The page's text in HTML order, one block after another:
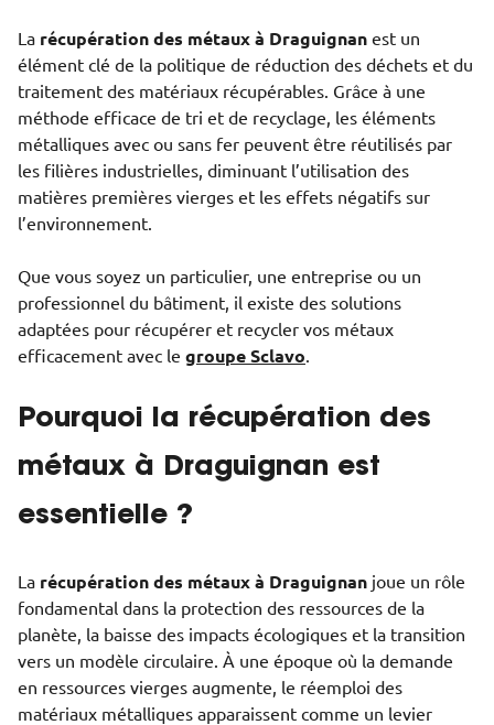
La récupération des métaux à Draguignan est un
élément clé de la politique de réduction des déchets et du
traitement des matériaux récupérables. Grâce à une
méthode efficace de tri et de recyclage, les éléments
métalliques avec ou sans fer peuvent être réutilisés par
les filières industrielles, diminuant l’utilisation des
matières premières vierges et les effets négatifs sur
l’environnement.
Que vous soyez un particulier, une entreprise ou un
professionnel du bâtiment, il existe des solutions
adaptées pour récupérer et recycler vos métaux
efficacement avec le groupe Sclavo.
Pourquoi la récupération des
métaux à Draguignan est
essentielle ?
La récupération des métaux à Draguignan joue un rôle
fondamental dans la protection des ressources de la
planète, la baisse des impacts écologiques et la transition
vers un modèle circulaire. À une époque où la demande
en ressources vierges augmente, le réemploi des
matériaux métalliques apparaissent comme un levier